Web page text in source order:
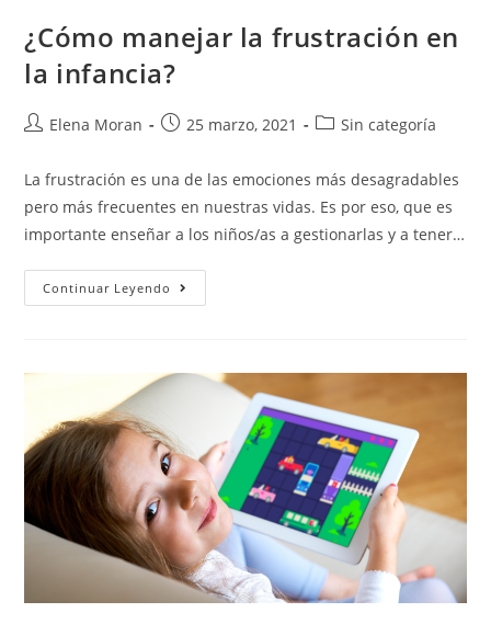
¿Cómo manejar la frustración en
la infancia?
Elena Moran 25 marzo, 2021 Sin categoría
La frustración es una de las emociones más desagradables
pero más frecuentes en nuestras vidas. Es por eso, que es
importante enseñar a los niños/as a gestionarlas y a tener…
Continuar Leyendo